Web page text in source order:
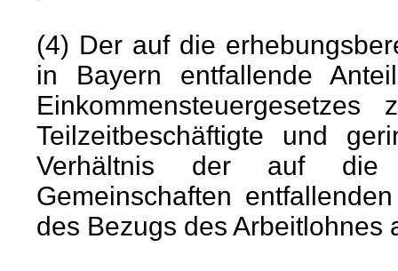
(4) Der auf die
in Bayern entfallende
Teilzeitbeschäftigte und
Verhältnis der auf die
Gemeinschaften
des Bezugs des Arbeitlohnes